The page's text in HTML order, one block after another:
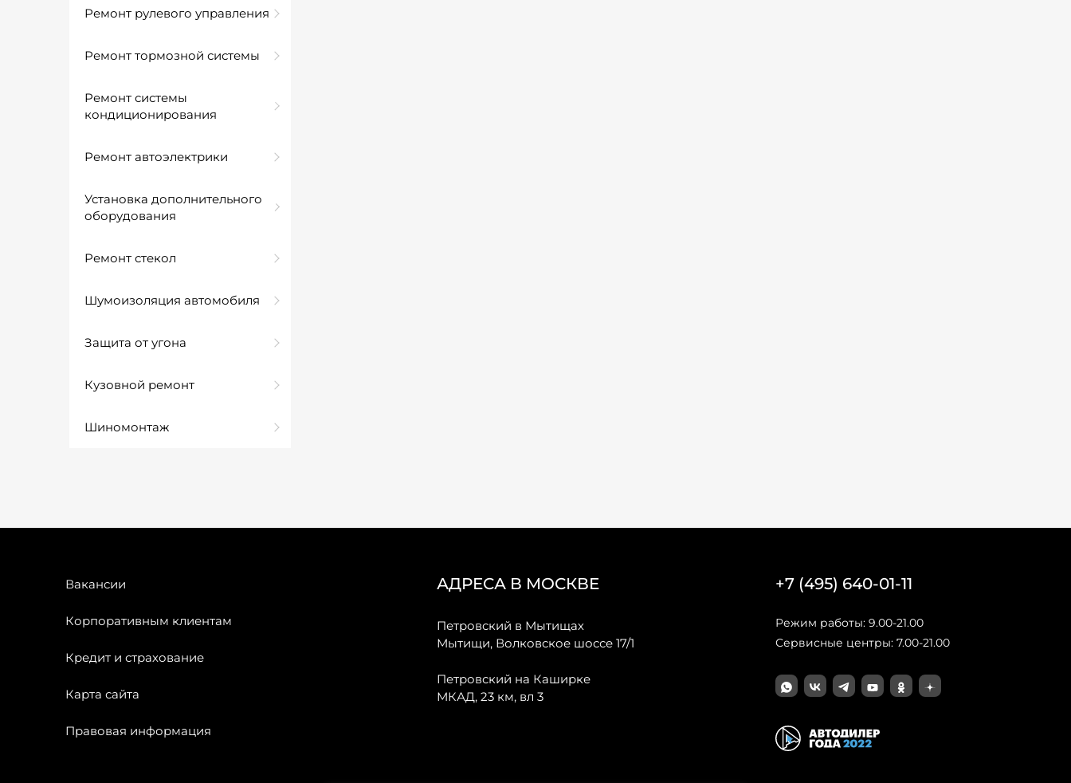
Ремонт рулевого управления
Ремонт тормозной системы
Ремонт системы
кондиционирования
Ремонт автоэлектрики
Установка дополнительного
оборудования
Ремонт стекол
Шумоизоляция автомобиля
Защита от угона
Кузовной ремонт
Шиномонтаж
Вакансии
Корпоративным клиентам
Кредит и страхование
Карта сайта
Правовая информация
АДРЕСА В МОСКВЕ
Петровский в Мытищах
Мытищи, Волковское шоссе 17/1
Петровский на Каширке
МКАД, 23 км, вл 3
+7 (495) 640-01-11
Режим работы: 9.00-21.00
Сервисные центры: 7.00-21.00